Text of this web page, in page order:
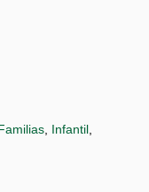
, Infantil,